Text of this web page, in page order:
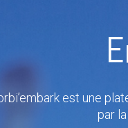
est une
par